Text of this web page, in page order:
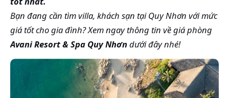
Bạn đang cần tìm villa, khách sạn tại Quy Nhơn với mức
giá tốt cho gia đình? Xem ngay thông tin về giá phòng
Avani Resort & Spa Quy Nhơn dưới đây nhé!